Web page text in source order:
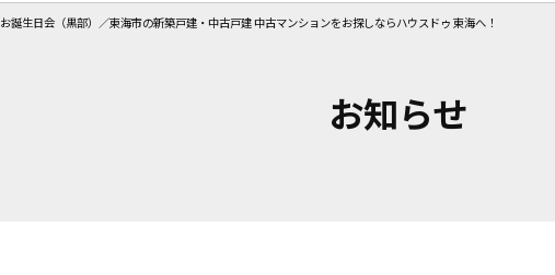
お誕生日会（黒部）／東海市の新築戸建・中古戸建 中古マンションをお探しならハウスドゥ 東海へ！
お知らせ